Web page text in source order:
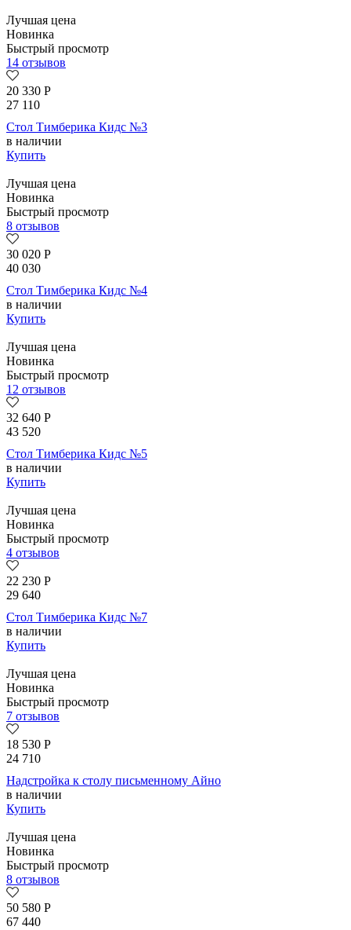
Лучшая цена
Новинка
Быстрый просмотр
14 отзывов
20 330 Р
27 110
Стол Тимберика Кидс №3
в наличии
Купить
Лучшая цена
Новинка
Быстрый просмотр
8 отзывов
30 020 Р
40 030
Стол Тимберика Кидс №4
в наличии
Купить
Лучшая цена
Новинка
Быстрый просмотр
12 отзывов
32 640 Р
43 520
Стол Тимберика Кидс №5
в наличии
Купить
Лучшая цена
Новинка
Быстрый просмотр
4 отзывов
22 230 Р
29 640
Стол Тимберика Кидс №7
в наличии
Купить
Лучшая цена
Новинка
Быстрый просмотр
7 отзывов
18 530 Р
24 710
Надстройка к столу письменному Айно
в наличии
Купить
Лучшая цена
Новинка
Быстрый просмотр
8 отзывов
50 580 Р
67 440